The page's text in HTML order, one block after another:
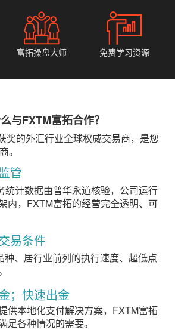
富拓操盘大师 免费学习资源
与FXTM富拓合作？
奖的外汇行业全球权威交易商，是您
。
管
统计数据由普华永道核验，公司运行
内，FXTM富拓的经营完全透明、可
易条件
种、居行业前列的执行速度、超低点
；快速出金
供本地化支付解决方案，FXTM富拓
足各种情况的需要。